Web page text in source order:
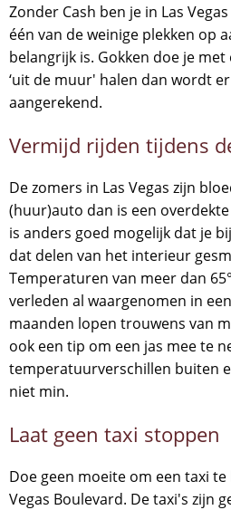
Zonder Cash ben je in Las
één van de weinige plekken op
belangrijk is. Gokken doe je
‘uit de muur' halen dan wordt
aangerekend.
Vermijd rijden tijdens
De zomers in Las Vegas zijn
(huur)auto dan is een
is anders goed mogelijk dat je
dat delen van het interieur
Temperaturen van meer dan
verleden al waargenomen in
maanden lopen trouwens van
ook een tip om een jas mee te
temperatuurverschillen buiten
niet min.
Laat geen taxi stoppen
Doe geen moeite om een taxi
Vegas Boulevard. De taxi's zijn